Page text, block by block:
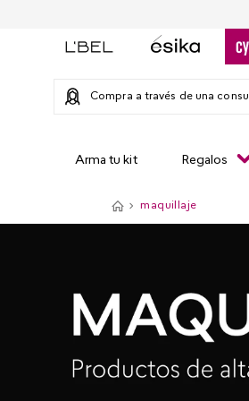
Compra a través de una
Arma tu kit Regalos
maquillaje